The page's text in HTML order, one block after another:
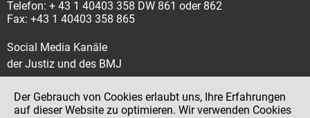
Telefon: + 43 1 40403 358 DW 861 oder 862
Fax: +43 1 40403 358 865
Social Media Kanäle
der Justiz und des BMJ
Der Gebrauch von Cookies erlaubt uns, Ihre Erfahrungen
auf dieser Website zu optimieren. Wir verwenden Cookies